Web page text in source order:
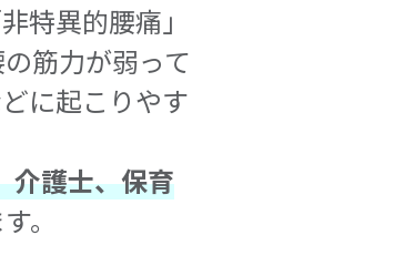
特異的腰痛」
筋力が弱って
に起こりやす
介護士、保育
。